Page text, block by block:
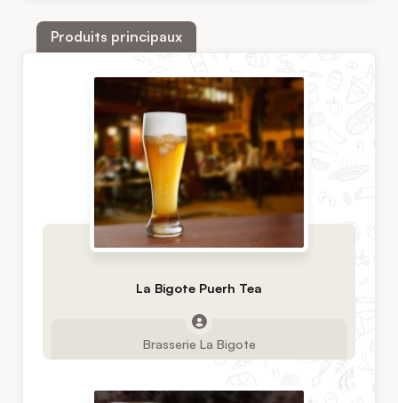
Produits principaux
La Bigote Puerh Tea
Brasserie La Bigote